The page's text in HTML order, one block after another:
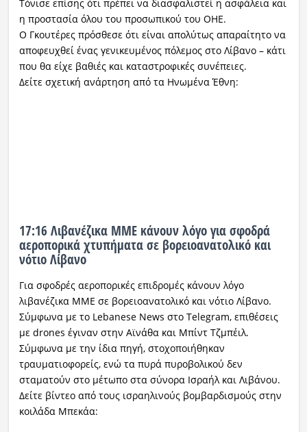
Τόνισε επίσης ότι πρέπει να διασφαλιστεί η ασφάλεια και
η προστασία όλου του προσωπικού του ΟΗΕ.
Ο Γκουτέρες πρόσθεσε ότι είναι απολύτως απαραίτητο να
αποφευχθεί ένας γενικευμένος πόλεμος στο Λίβανο – κάτι
που θα είχε βαθιές και καταστροφικές συνέπειες.
Δείτε σχετική ανάρτηση από τα Ηνωμένα Έθνη:
17:16 Λιβανέζικα ΜΜΕ κάνουν λόγο για σφοδρά
αεροπορικά χτυπήματα σε βορειοανατολικό και
νότιο Λίβανο
Για σφοδρές αεροπορικές επιδρομές κάνουν λόγο
λιβανέζικα ΜΜΕ σε βορειοανατολικό και νότιο Λίβανο.
Σύμφωνα με το Lebanese News στο Telegram, επιθέσεις
με drones έγιναν στην Αϊνάθα και Μπίντ Τζμπέιλ.
Σύμφωνα με την ίδια πηγή, στοχοποιήθηκαν
τραυματιοφορείς, ενώ τα πυρά πυροβολικού δεν
σταματούν στο μέτωπο στα σύνορα Ισραήλ και Λιβάνου.
Δείτε βίντεο από τους ισραηλινούς βομβαρδισμούς στην
κοιλάδα Μπεκάα: